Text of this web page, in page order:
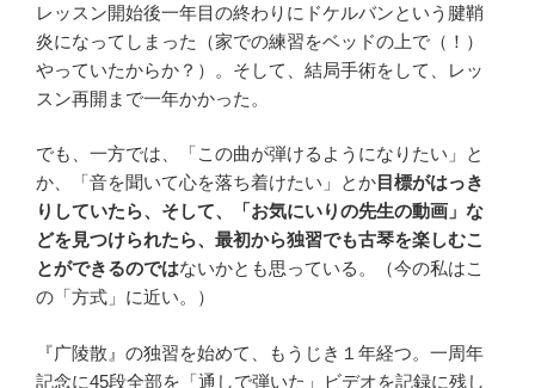
レッスン開始後一年目の終わりにドケルバンという腱鞘
炎になってしまった（家での練習をベッドの上で（！）
やっていたからか？）。そして、結局手術をして、レッ
スン再開まで一年かかった。
でも、一方では、「この曲が弾けるようになりたい」と
か、「音を聞いて心を落ち着けたい」とか目標がはっき
りしていたら、そして、「お気にいりの先生の動画」な
どを見つけられたら、最初から独習でも古琴を楽しむこ
とができるのではないかとも思っている。（今の私はこ
の「方式」に近い。）
『广陵散』の独習を始めて、もうじき１年経つ。一周年
記念に45段全部を「通しで弾いた」ビデオを記録に残し